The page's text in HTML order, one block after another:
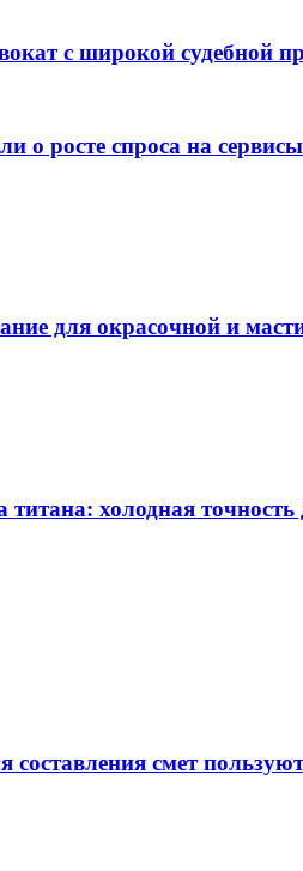
с широкой судебной
о росте спроса на
для окрасочной и
титана: холодная
смет